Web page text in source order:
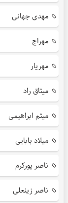
مهدی جهانی
مهراج
مهریار
میثاق راد
میثم ابراهیمی
میلاد بابایی
ناصر پورکرم
ناصر زینعلی